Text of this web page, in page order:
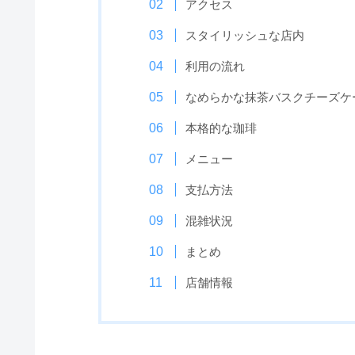
アクセス
スタイリッシュな店内
利用の流れ
なめらかな抹茶バスクチーズケ
本格的な珈琲
メニュー
支払方法
混雑状況
まとめ
店舗情報